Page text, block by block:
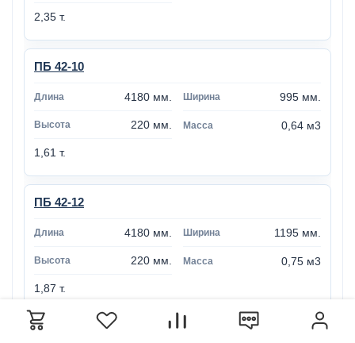
2,35 т.
ПБ 42-10
4180 мм. 995 мм.
220 мм. 0,64 м3
1,61 т.
ПБ 42-12
4180 мм. 1195 мм.
220 мм. 0,75 м3
1,87 т.